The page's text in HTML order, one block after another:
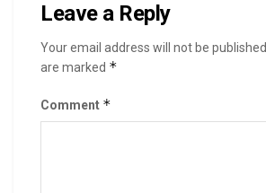
Leave a Reply
Your email address will not be published.
are marked *
Comment *